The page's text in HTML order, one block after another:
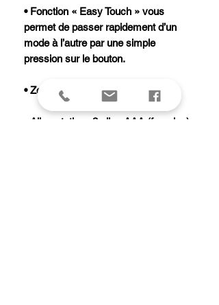
• Fonction « Easy Touch » vous
permet de passer rapidement d’un
mode à l’autre par une simple
pression sur le bouton.
• Zoom 4x.
• Alimentation : 3 piles AAA (fournies).